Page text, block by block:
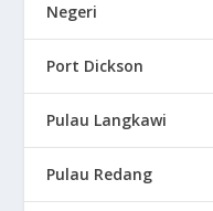
Negeri
Port Dickson
Pulau Langkawi
Pulau Redang